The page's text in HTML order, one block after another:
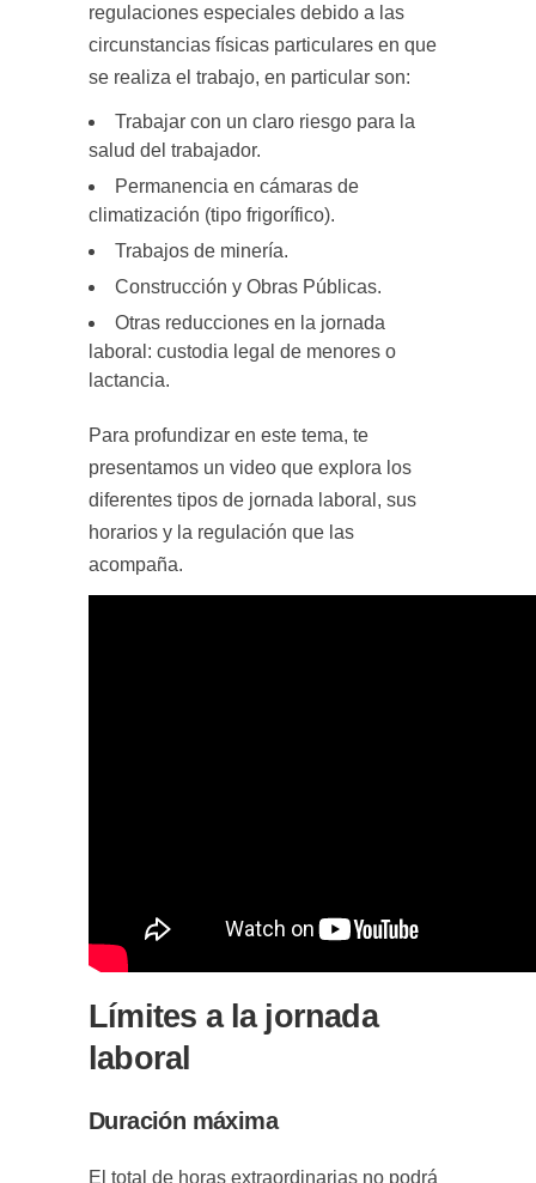
regulaciones especiales debido a las
circunstancias físicas particulares en que
se realiza el trabajo, en particular son:
Trabajar con un claro riesgo para la
salud del trabajador.
Permanencia en cámaras de
climatización (tipo frigorífico).
Trabajos de minería.
Construcción y Obras Públicas.
Otras reducciones en la jornada
laboral: custodia legal de menores o
lactancia.
Para profundizar en este tema, te
presentamos un video que explora los
diferentes tipos de jornada laboral, sus
horarios y la regulación que las
acompaña.
Límites a la jornada
laboral
Duración máxima
El total de horas extraordinarias no podrá